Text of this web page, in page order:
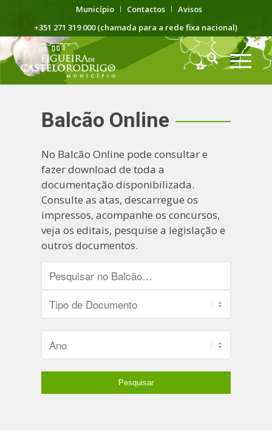
Município Contactos
Avisos
+351 271 319 000 (chamada para a rede fixa nacional)
Balcão Online
No Balcão Online pode consultar e
fazer download de toda a
documentação disponibilizada.
Consulte as atas, descarregue os
impressos, acompanhe os concursos,
veja os editais, pesquise a legislação e
outros documentos.